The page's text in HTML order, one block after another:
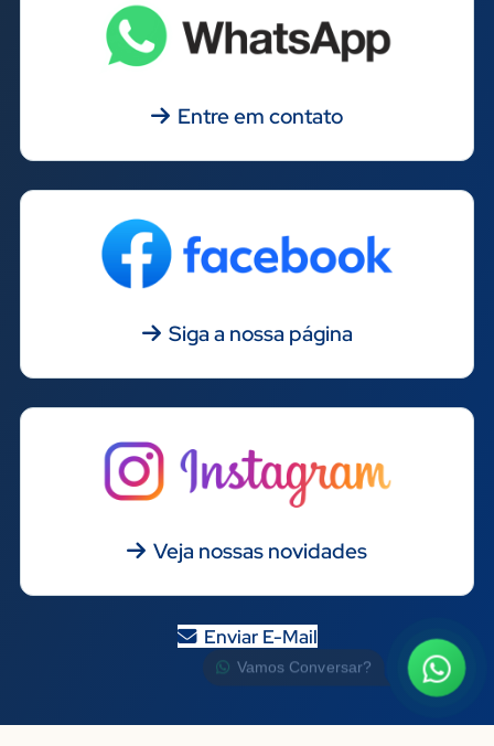
Vamos Conversar?
Entre em contato
Siga a nossa página
Veja nossas novidades
Enviar E-Mail